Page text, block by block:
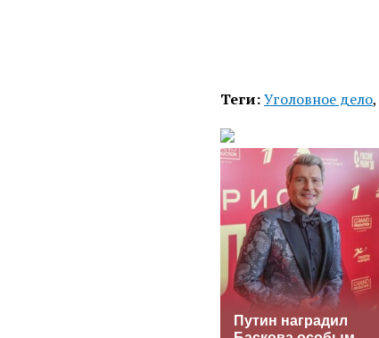
Теги:Уголовное дело,
Путин наградил